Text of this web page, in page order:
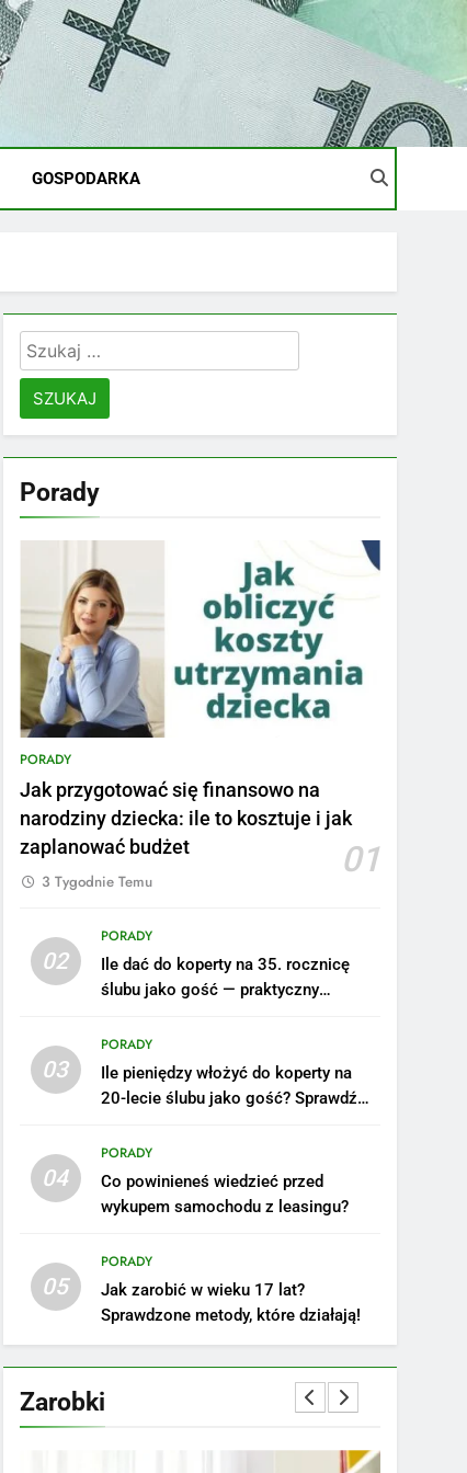
GOSPODARKA
Szukaj:
Porady
PORADY
Jak przygotować się finansowo na
narodziny dziecka: ile to kosztuje i jak
zaplanować budżet
01
3 Tygodnie Temu
02
PORADY
Ile dać do koperty na 35. rocznicę
ślubu jako gość — praktyczny
03
PORADY
Ile pieniędzy włożyć do koperty na
20-lecie ślubu jako gość? Sprawdź
04
PORADY
Co powinieneś wiedzieć przed
wykupem samochodu z leasingu?
05
PORADY
Jak zarobić w wieku 17 lat?
Sprawdzone metody, które działają!
Zarobki
na tym stanowisku
ZAROBKI
szkole: pomysły i